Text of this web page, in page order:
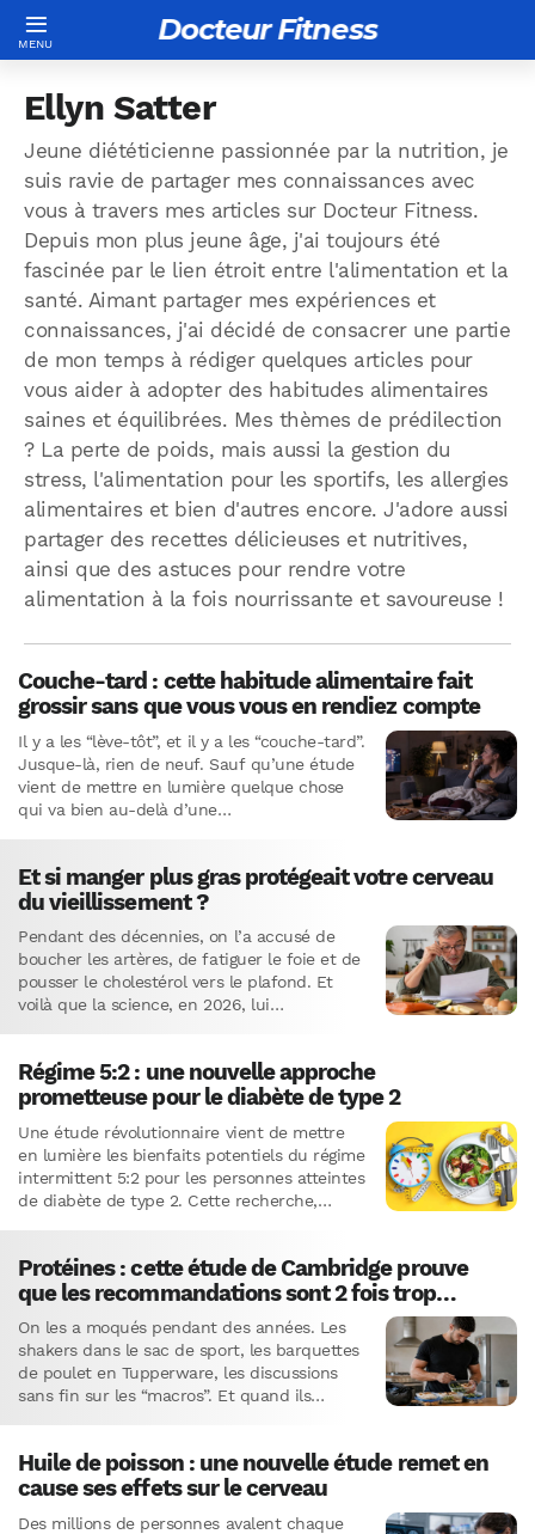
Docteur Fitness
Ellyn Satter
Jeune diététicienne passionnée par la nutrition, je
suis ravie de partager mes connaissances avec
vous à travers mes articles sur Docteur Fitness.
Depuis mon plus jeune âge, j'ai toujours été
fascinée par le lien étroit entre l'alimentation et la
santé. Aimant partager mes expériences et
connaissances, j'ai décidé de consacrer une partie
de mon temps à rédiger quelques articles pour
vous aider à adopter des habitudes alimentaires
saines et équilibrées. Mes thèmes de prédilection
? La perte de poids, mais aussi la gestion du
stress, l'alimentation pour les sportifs, les allergies
alimentaires et bien d'autres encore. J'adore aussi
partager des recettes délicieuses et nutritives,
ainsi que des astuces pour rendre votre
alimentation à la fois nourrissante et savoureuse !
Couche-tard : cette habitude alimentaire fait
grossir sans que vous vous en rendiez compte
Il y a les “lève-tôt”, et il y a les “couche-tard”.
Jusque-là, rien de neuf. Sauf qu’une étude
vient de mettre en lumière quelque chose
qui va bien au-delà d’une…
Et si manger plus gras protégeait votre cerveau
du vieillissement ?
Pendant des décennies, on l’a accusé de
boucher les artères, de fatiguer le foie et de
pousser le cholestérol vers le plafond. Et
voilà que la science, en 2026, lui…
Régime 5:2 : une nouvelle approche
prometteuse pour le diabète de type 2
Une étude révolutionnaire vient de mettre
en lumière les bienfaits potentiels du régime
intermittent 5:2 pour les personnes atteintes
de diabète de type 2. Cette recherche,
Protéines : cette étude de Cambridge prouve
que les recommandations sont 2 fois trop
basses
On les a moqués pendant des années. Les
shakers dans le sac de sport, les barquettes
de poulet en Tupperware, les discussions
sans fin sur les “macros”. Et quand ils…
Huile de poisson : une nouvelle étude remet en
cause ses effets sur le cerveau
Des millions de personnes avalent chaque